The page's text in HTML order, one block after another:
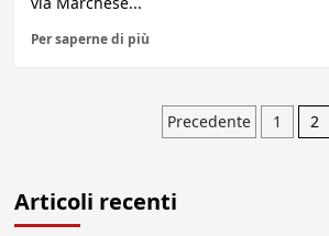
Per saperne di più
articoli
Precedente 1 2
Articoli recenti